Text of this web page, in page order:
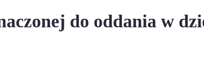
do oddania w